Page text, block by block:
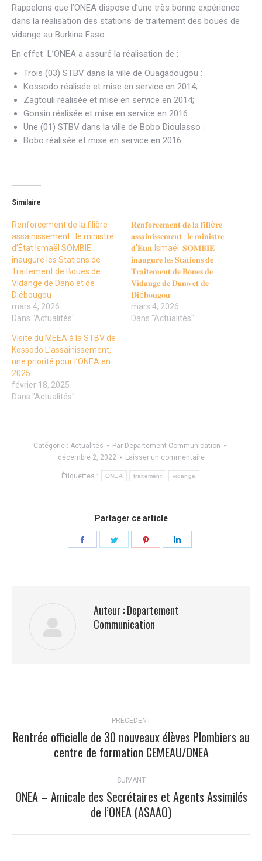
Rappelons que l’ONEA dispose d’une très bonne expérience
dans la réalisation des stations de traitement des boues de
vidange au Burkina Faso.
En effet L’ONEA a assuré la réalisation de :
Trois (03) STBV dans la ville de Ouagadougou :
Kossodo réalisée et mise en service en 2014;
Zagtouli réalisée et mise en service en 2014;
Gonsin réalisée et mise en service en 2016.
Une (01) STBV dans la ville de Bobo Dioulasso :
Bobo réalisée et mise en service en 2016.
Similaire
Renforcement de la filière
assainissement : le ministre
d’État Ismaël SOMBIE
inaugure les Stations de
Traitement de Boues de
Vidange de Dano et de
Diébougou
mars 4, 2026
Dans "Actualités"
𝐑𝐞𝐧𝐟𝐨𝐫𝐜𝐞𝐦𝐞𝐧𝐭 𝐝𝐞 𝐥𝐚 𝐟𝐢𝐥𝐢è𝐫𝐞
𝐚𝐬𝐬𝐚𝐢𝐧𝐢𝐬𝐬𝐞𝐦𝐞𝐧𝐭 : 𝐥𝐞 𝐦𝐢𝐧𝐢𝐬𝐭𝐫𝐞
𝐝’𝐄𝐭𝐚𝐭 Ismaël 𝐒𝐎𝐌𝐁𝐈𝐄
𝐢𝐧𝐚𝐮𝐠𝐮𝐫𝐞 𝐥𝐞𝐬 𝐒𝐭𝐚𝐭𝐢𝐨𝐧𝐬 𝐝𝐞
𝐓𝐫𝐚𝐢𝐭𝐞𝐦𝐞𝐧𝐭 𝐝𝐞 𝐁𝐨𝐮𝐞𝐬 𝐝𝐞
𝐕𝐢𝐝𝐚𝐧𝐠𝐞 𝐝𝐞 𝐃𝐚𝐧𝐨 𝐞𝐭 𝐝𝐞
𝐃𝐢é𝐛𝐨𝐮𝐠𝐨𝐮
mars 4, 2026
Dans "Actualités"
Visite du MEEA à la STBV de
Kossodo L’assainissement,
une priorité pour l’ONEA en
2025
février 18, 2025
Dans "Actualités"
Catégorie : Actualités Par Departement Communication
décembre 2, 2022
Laisser un commentaire
Étiquettes : ONEA traitement vidange
Partager ce article
Partager Partager Partager
Auteur :Departement
Communication
Navigation
article PRÉCÉDENT
Article
précédent
Rentrée officielle de 30 nouveaux élèves Plombiers au
centre de formation CEMEAU/ONEA
SUIVANT
Article
suivant
ONEA – Amicale des Secrétaires et Agents Assimilés
de l’ONEA (ASAAO)